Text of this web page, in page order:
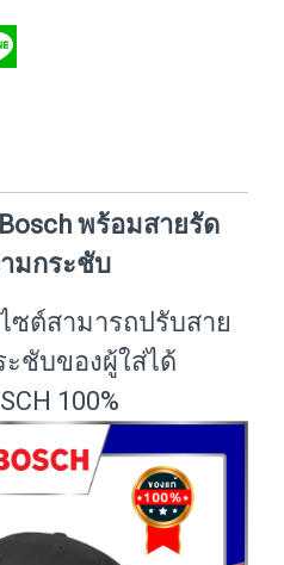
พร้อมสายรัด
มกระชับ
ต์สามารถปรับสาย
ชับของผู้ใส่ได้
100%